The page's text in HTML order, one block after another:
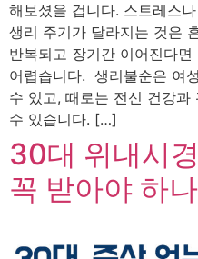
해보셨을 겁니다. 스트레스
생리 주기가 달라지는 것은
반복되고 장기간 이어진다
어렵습니다. 생리불순은 여
수 있고, 때로는 전신 건강과
수 있습니다. […]
30대 위내시
꼭 받아야 하